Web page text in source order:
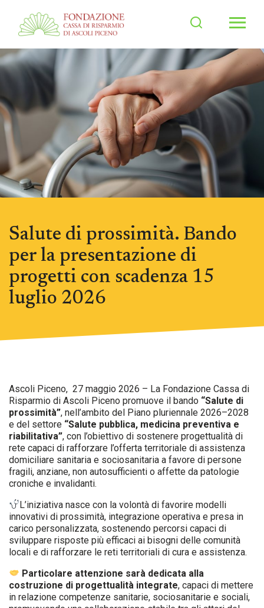
Salute di prossimità. Bando
per la presentazione di
progetti con scadenza 15
luglio 2026
Ascoli Piceno, 27 maggio 2026 – La Fondazione Cassa di
Risparmio di Ascoli Piceno promuove il bando “Salute di
prossimità”, nell’ambito del Piano pluriennale 2026–2028
e del settore “Salute pubblica, medicina preventiva e
riabilitativa”, con l’obiettivo di sostenere progettualità di
rete capaci di rafforzare l’offerta territoriale di assistenza
domiciliare sanitaria e sociosanitaria a favore di persone
fragili, anziane, non autosufficienti o affette da patologie
croniche e invalidanti.
L’iniziativa nasce con la volontà di favorire modelli
innovativi di prossimità, integrazione operativa e presa in
carico personalizzata, sostenendo percorsi capaci di
sviluppare risposte più efficaci ai bisogni delle comunità
locali e di rafforzare le reti territoriali di cura e assistenza.
Particolare attenzione sarà dedicata alla
costruzione di progettualità integrate, capaci di mettere
in relazione competenze sanitarie, sociosanitarie e sociali,